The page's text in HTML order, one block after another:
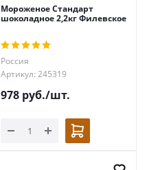
Мороженое Стандарт
шоколадное 2,2кг Филевское
Россия
Артикул: 245319
978 руб./шт.